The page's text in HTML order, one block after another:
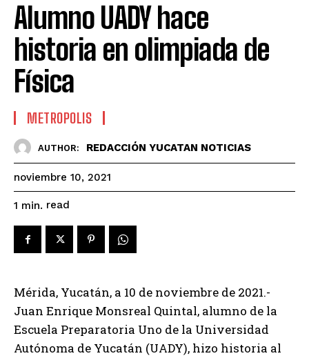
Alumno UADY hace
historia en olimpiada de
Física
METROPOLIS
AUTHOR: REDACCIÓN YUCATAN NOTICIAS
noviembre 10, 2021
1 min. read
Mérida, Yucatán, a 10 de noviembre de 2021.-
Juan Enrique Monsreal Quintal, alumno de la
Escuela Preparatoria Uno de la Universidad
Autónoma de Yucatán (UADY), hizo historia al